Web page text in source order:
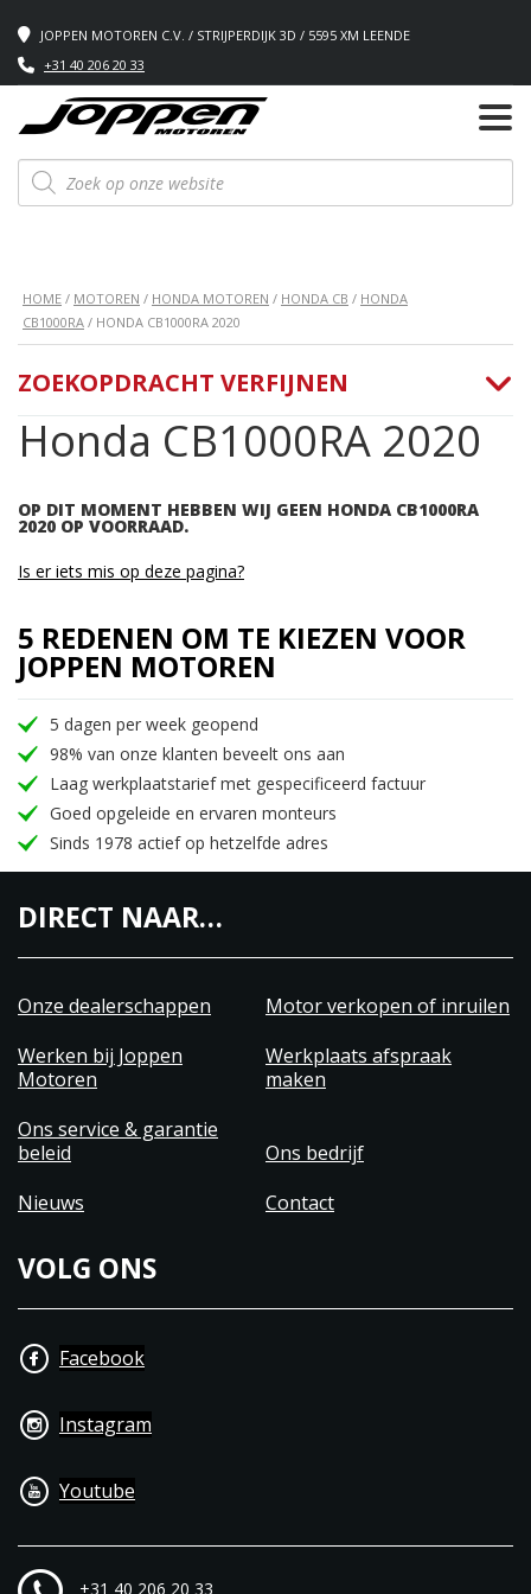
JOPPEN MOTOREN C.V. / STRIJPERDIJK 3D / 5595 XM LEENDE
+31 40 206 20 33
Producten
zoeken
HOME / MOTOREN / HONDA MOTOREN / HONDA CB / HONDA
CB1000RA / HONDA CB1000RA 2020
Honda CB1000RA 2020
OP DIT MOMENT HEBBEN WIJ GEEN HONDA CB1000RA
2020 OP VOORRAAD.
ZOEKOPDRACHT VERFIJNEN
Is er iets mis op deze pagina?
5 REDENEN OM TE KIEZEN VOOR
JOPPEN MOTOREN
5 dagen per week geopend
98% van onze klanten beveelt ons aan
Laag werkplaatstarief met gespecificeerd factuur
Goed opgeleide en ervaren monteurs
Sinds 1978 actief op hetzelfde adres
DIRECT NAAR…
Onze dealerschappen
Motor verkopen of inruilen
Werken bij Joppen
Motoren
Werkplaats afspraak
maken
Ons service & garantie
beleid
Ons bedrijf
Nieuws
Contact
VOLG ONS
Facebook
Instagram
Youtube
+31 40 206 20 33